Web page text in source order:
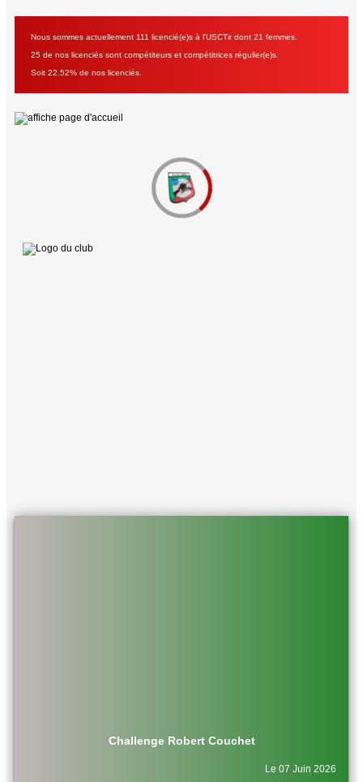
Nous sommes actuellement 111 licencié(e)s à l'USCTir dont 21 femmes.
25 de nos licenciés sont compétiteurs et compétitrices régulier(e)s.
Soit 22.52% de nos licenciés.
Challenge Robert Couchet
Le 07 Juin 2026